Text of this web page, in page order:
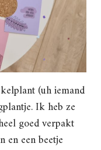
(uh iemand
Ik heb ze
goed verpakt
en een beetje